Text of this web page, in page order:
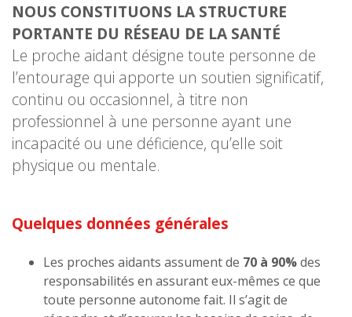
NOUS CONSTITUONS LA STRUCTURE
PORTANTE DU RÉSEAU DE LA SANTÉ
Le proche aidant désigne toute personne de
l’entourage qui apporte un soutien significatif,
continu ou occasionnel, à titre non
professionnel à une personne ayant une
incapacité ou une déficience, qu’elle soit
physique ou mentale.
Quelques données générales
Les proches aidants assument de 70 à 90%des
responsabilités en assurant eux-mêmes ce que
toute personne autonome fait. Il s’agit de